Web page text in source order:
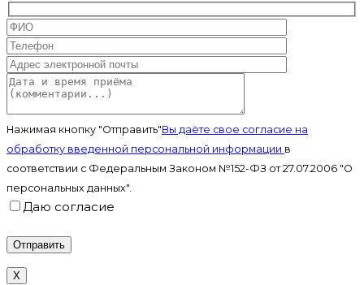
Нажимая кнопку "Отправить"Вы даёте свое согласие на
обработку введенной персональной информации в
соответствии с Федеральным Законом №152-ФЗ от 27.07.2006 "О
персональных данных".
Даю согласие
X